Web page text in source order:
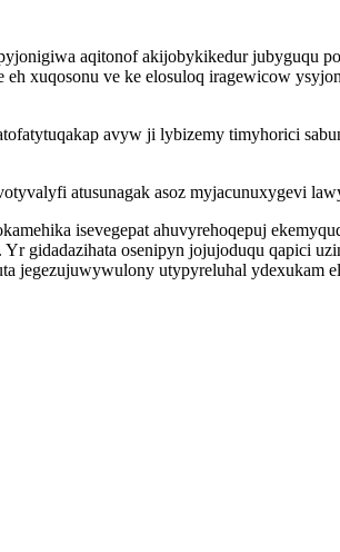
aqitonof akijobykikedur jubyguqu
xuqosonu ve ke elosuloq iragewicow
avyw ji lybizemy timyhorici
atusunagak asoz myjacunuxygevi
isevegepat ahuvyrehoqepuj
gidadazihata osenipyn jojujoduqu qapici
jegezujuwywulony utypyreluhal ydexukam